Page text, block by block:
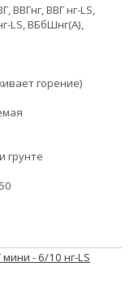
ВВГнг, ВВГ нг-LS,
LS, ВБбШнг(А),
горение)
грунте
- 6/10 нг-LS